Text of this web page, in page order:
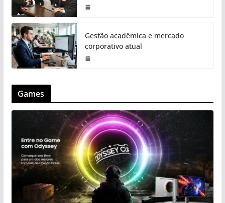
Gestão acadêmica e mercado
corporativo atual
Games